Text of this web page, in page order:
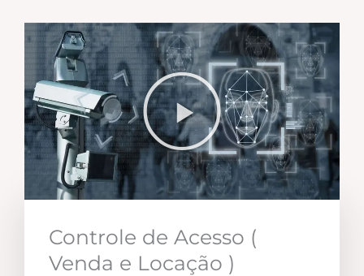
Controle de Acesso (
Venda e Locação )